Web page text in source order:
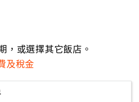
，或選擇其它飯店。
及稅金